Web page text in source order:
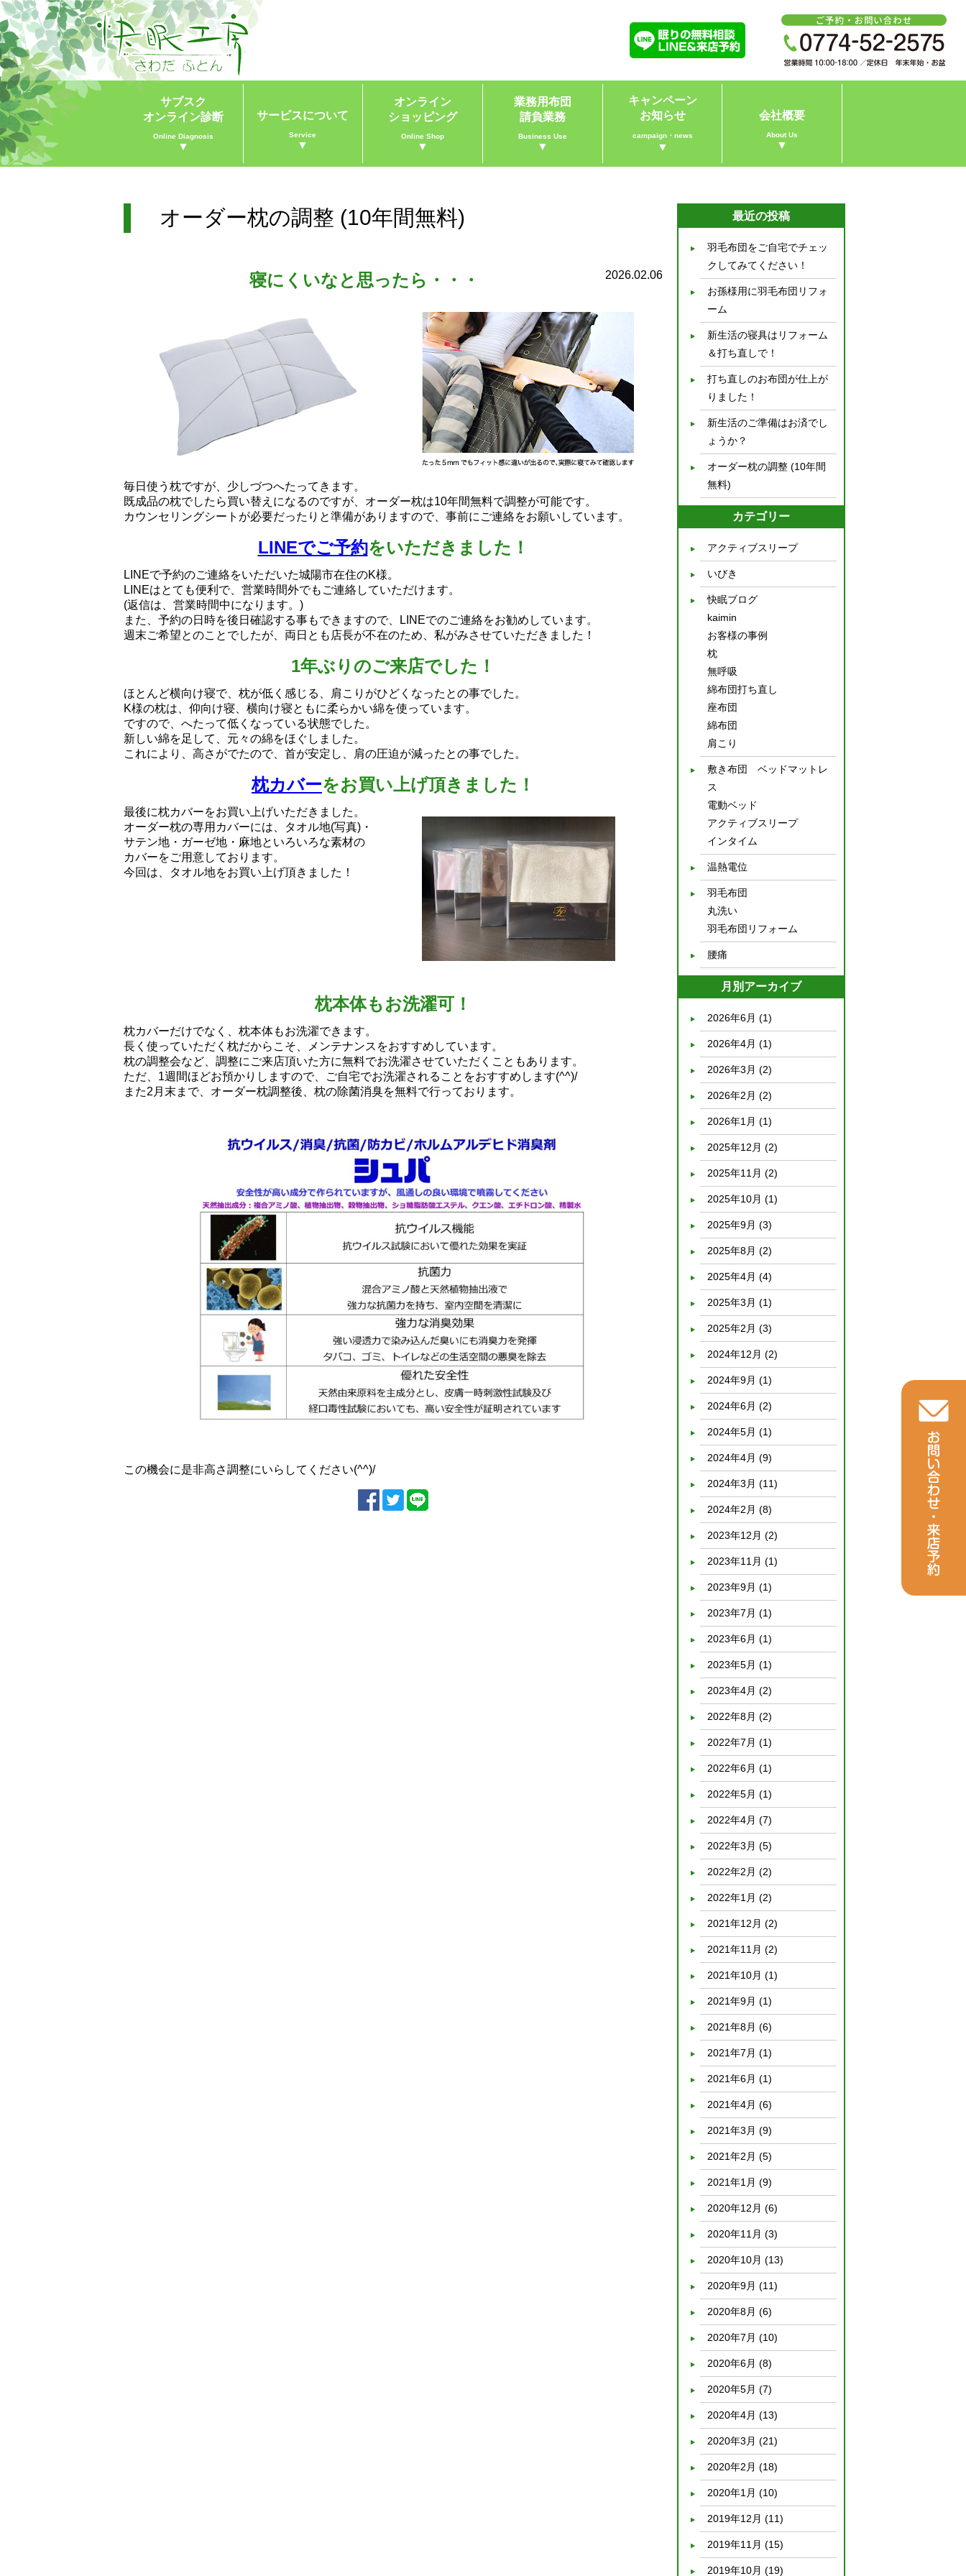
サブスク
オンライン診断
Online Diagnosis
▼
サービスについて
Service
▼
オンライン
ショッピング
Online Shop
▼
業務用布団
請負業務
Business Use
▼
キャンペーン
お知らせ
campaign・news
▼
会社概要
About Us
▼
オーダー枕の調整 (10年間無料)
2026.02.06
寝にくいなと思ったら・・・
毎日使う枕ですが、少しづつへたってきます。
既成品の枕でしたら買い替えになるのですが、オーダー枕は10年間無料で調整が可能です。
カウンセリングシートが必要だったりと準備がありますので、事前にご連絡をお願いしています。
LINEでご予約をいただきました！
LINEで予約のご連絡をいただいた城陽市在住のK様。
LINEはとても便利で、営業時間外でもご連絡していただけます。
(返信は、営業時間中になります。)
また、予約の日時を後日確認する事もできますので、LINEでのご連絡をお勧めしています。
週末ご希望とのことでしたが、両日とも店長が不在のため、私がみさせていただきました！
1年ぶりのご来店でした！
ほとんど横向け寝で、枕が低く感じる、肩こりがひどくなったとの事でした。
K様の枕は、仰向け寝、横向け寝ともに柔らかい綿を使っています。
ですので、へたって低くなっている状態でした。
新しい綿を足して、元々の綿をほぐしました。
これにより、高さがでたので、首が安定し、肩の圧迫が減ったとの事でした。
枕カバーをお買い上げ頂きました！
最後に枕カバーをお買い上げいただきました。
オーダー枕の専用カバーには、タオル地(写真)・
サテン地・ガーゼ地・麻地といろいろな素材の
カバーをご用意しております。
今回は、タオル地をお買い上げ頂きました！
枕本体もお洗濯可！
枕カバーだけでなく、枕本体もお洗濯できます。
長く使っていただく枕だからこそ、メンテナンスをおすすめしています。
枕の調整会など、調整にご来店頂いた方に無料でお洗濯させていただくこともあります。
ただ、1週間ほどお預かりしますので、ご自宅でお洗濯されることをおすすめします(^^)/
また2月末まで、オーダー枕調整後、枕の除菌消臭を無料で行っております。
この機会に是非高さ調整にいらしてください(^^)/
最近の投稿
羽毛布団をご自宅でチェッ
クしてみてください！
お孫様用に羽毛布団リフォ
ーム
新生活の寝具はリフォーム
＆打ち直しで！
打ち直しのお布団が仕上が
りました！
新生活のご準備はお済でし
ょうか？
オーダー枕の調整 (10年間
無料)
カテゴリー
アクティブスリープ
いびき
快眠ブログ
kaimin
お客様の事例
枕
無呼吸
綿布団打ち直し
座布団
綿布団
肩こり
敷き布団 ベッドマットレ
ス
電動ベッド
アクティブスリープ
インタイム
温熱電位
羽毛布団
丸洗い
羽毛布団リフォーム
腰痛
月別アーカイブ
2026年6月 (1)
2026年4月 (1)
2026年3月 (2)
2026年2月 (2)
2026年1月 (1)
2025年12月 (2)
2025年11月 (2)
2025年10月 (1)
2025年9月 (3)
2025年8月 (2)
2025年4月 (4)
2025年3月 (1)
2025年2月 (3)
2024年12月 (2)
2024年9月 (1)
2024年6月 (2)
2024年5月 (1)
2024年4月 (9)
2024年3月 (11)
2024年2月 (8)
2023年12月 (2)
2023年11月 (1)
2023年9月 (1)
2023年7月 (1)
2023年6月 (1)
2023年5月 (1)
2023年4月 (2)
2022年8月 (2)
2022年7月 (1)
2022年6月 (1)
2022年5月 (1)
2022年4月 (7)
2022年3月 (5)
2022年2月 (2)
2022年1月 (2)
2021年12月 (2)
2021年11月 (2)
2021年10月 (1)
2021年9月 (1)
2021年8月 (6)
2021年7月 (1)
2021年6月 (1)
2021年4月 (6)
2021年3月 (9)
2021年2月 (5)
2021年1月 (9)
2020年12月 (6)
2020年11月 (3)
2020年10月 (13)
2020年9月 (11)
2020年8月 (6)
2020年7月 (10)
2020年6月 (8)
2020年5月 (7)
2020年4月 (13)
2020年3月 (21)
2020年2月 (18)
2020年1月 (10)
2019年12月 (11)
2019年11月 (15)
2019年10月 (19)